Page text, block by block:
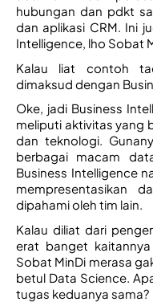
hubungan dan pdkt
dan aplikasi CRM. Ini
Intelligence, lho Sobat
Kalau liat contoh
dimaksud dengan
Oke, jadi Business
meliputi aktivitas yang
dan teknologi.
berbagai macam
Business Intelligence
mempresentasikan
dipahami oleh tim lain.
Kalau diliat dari
erat banget
Sobat MinDi merasa
betul Data Science.
tugas keduanya sama?